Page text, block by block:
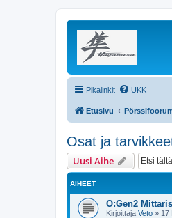
Pikalinkit UKK
Etusivu
Osat ja
Uusi Aihe
AIHEET
O:Gen2
Kirjoittaja Veto » 17